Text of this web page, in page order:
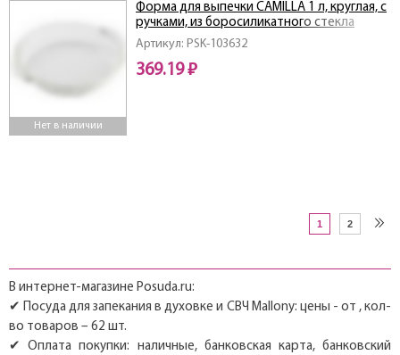
Нет в наличии
Артикул: PSK-103632
Форма для выпечки CAMILLA 1 л, круглая, с
ручками, из боросиликатного стекла
369.19 ₽
1 2
В интернет-магазине Posuda.ru:
✔ Посуда для запекания в духовке и СВЧ Mallony: цены - от , кол-
во товаров – 62 шт.
✔ Оплата покупки: наличные, банковская карта, банковский